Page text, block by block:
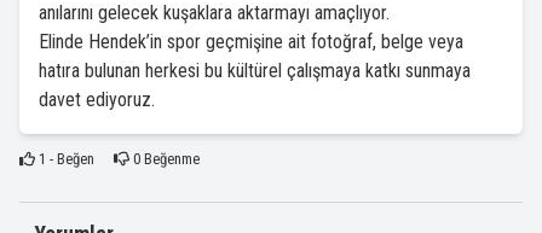
anılarını gelecek kuşaklara aktarmayı amaçlıyor.
Elinde Hendek’in spor geçmişine ait fotoğraf, belge veya
hatıra bulunan herkesi bu kültürel çalışmaya katkı sunmaya
davet ediyoruz.
1 - Beğen 0Beğenme